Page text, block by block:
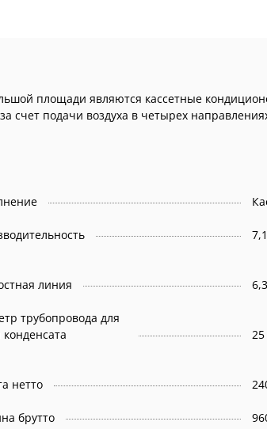
площади являются кассетные
счет подачи воздуха в четырех
линия
трубопровода для
конденсата
25
нетто
брутто